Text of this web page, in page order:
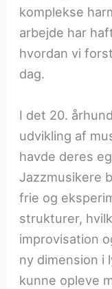
komplekse
arbejde har
hvordan vi
dag.
I det 20.
udvikling af
havde deres
Jazzmusikere
frie og
strukturer,
improvisation
ny dimension i
kunne opleve